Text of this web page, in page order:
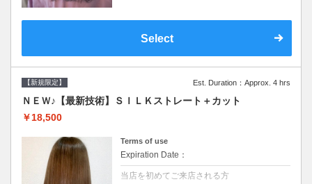
Select
【新規限定】 Est. Duration：Approx. 4 hrs
ＮＥＷ♪【最新技術】ＳＩＬＫストレート＋カット
￥18,500
Terms of use
Expiration Date：
当店を初めてご来店される方